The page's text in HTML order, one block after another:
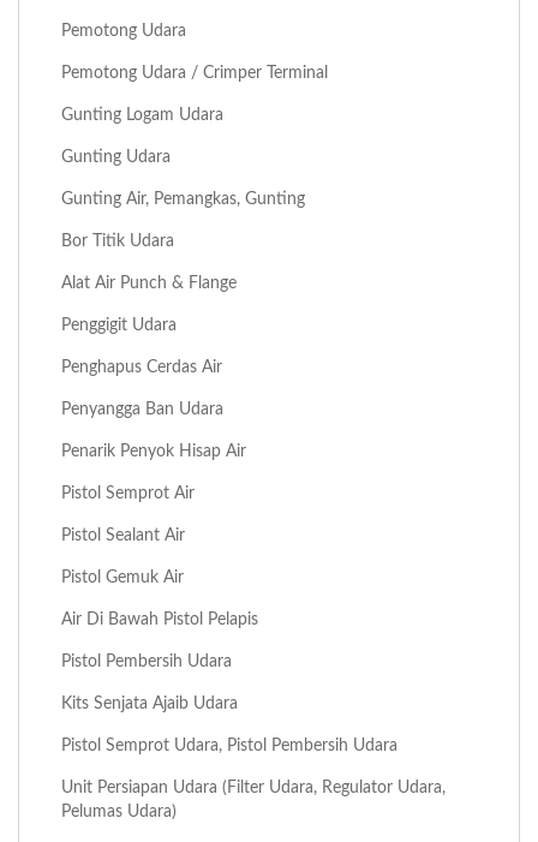
Pemotong Udara
Pemotong Udara / Crimper Terminal
Gunting Logam Udara
Gunting Udara
Gunting Air, Pemangkas, Gunting
Bor Titik Udara
Alat Air Punch & Flange
Penggigit Udara
Penghapus Cerdas Air
Penyangga Ban Udara
Penarik Penyok Hisap Air
Pistol Semprot Air
Pistol Sealant Air
Pistol Gemuk Air
Air Di Bawah Pistol Pelapis
Pistol Pembersih Udara
Kits Senjata Ajaib Udara
Pistol Semprot Udara, Pistol Pembersih Udara
Unit Persiapan Udara (Filter Udara, Regulator Udara,
Pelumas Udara)